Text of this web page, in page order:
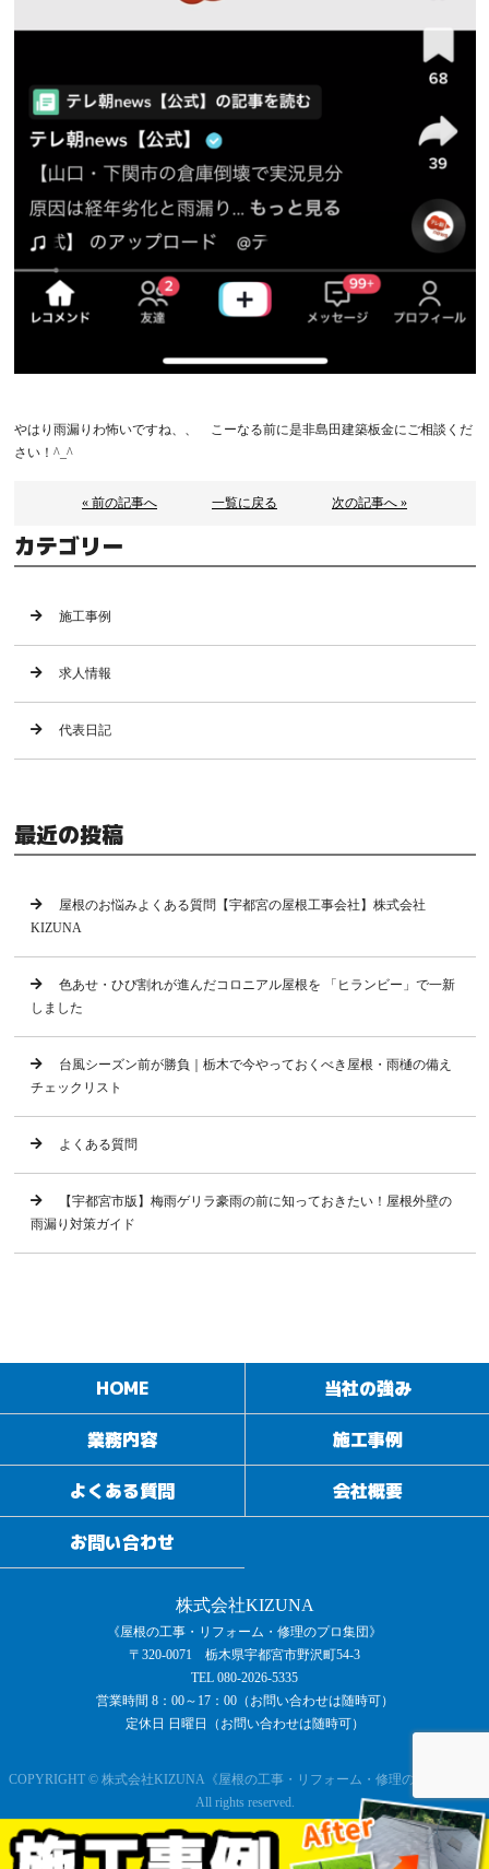
やはり雨漏りわ怖いですね、、 こーなる前に是非島田建築板金にご相談くだ
さい！^_^
« 前の記事へ 一覧に戻る 次の記事へ »
カテゴリー
施工事例
求人情報
代表日記
最近の投稿
屋根のお悩みよくある質問【宇都宮の屋根工事会社】株式会社
KIZUNA
色あせ・ひび割れが進んだコロニアル屋根を 「ヒランビー」で一新
しました
台風シーズン前が勝負｜栃木で今やっておくべき屋根・雨樋の備え
チェックリスト
よくある質問
【宇都宮市版】梅雨ゲリラ豪雨の前に知っておきたい！屋根外壁の
雨漏り対策ガイド
HOME 当社の強み
業務内容 施工事例
よくある質問 会社概要
お問い合わせ
株式会社KIZUNA
《屋根の工事・リフォーム・修理のプロ集団》
〒320-0071 栃木県宇都宮市野沢町54-3
TEL 080-2026-5335
営業時間 8：00～17：00（お問い合わせは随時可）
定休日 日曜日（お問い合わせは随時可）
COPYRIGHT © 株式会社KIZUNA《屋根の工事・リフォーム・修理のプロ集団》
All rights reserved.